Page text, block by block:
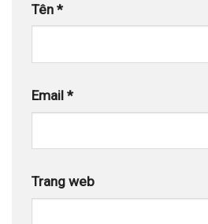
Tên *
Email *
Trang web